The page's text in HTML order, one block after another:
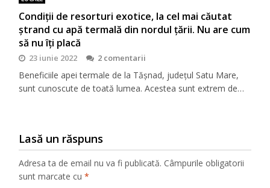
Condiţii de resorturi exotice, la cel mai căutat
ştrand cu apă termală din nordul ţării. Nu are cum
să nu îţi placă
23 iunie 2022 2 comentarii
Beneficiile apei termale de la Tășnad, județul Satu Mare,
sunt cunoscute de toată lumea. Acestea sunt extrem de…
Lasă un răspuns
Adresa ta de email nu va fi publicată. Câmpurile obligatorii
sunt marcate cu*